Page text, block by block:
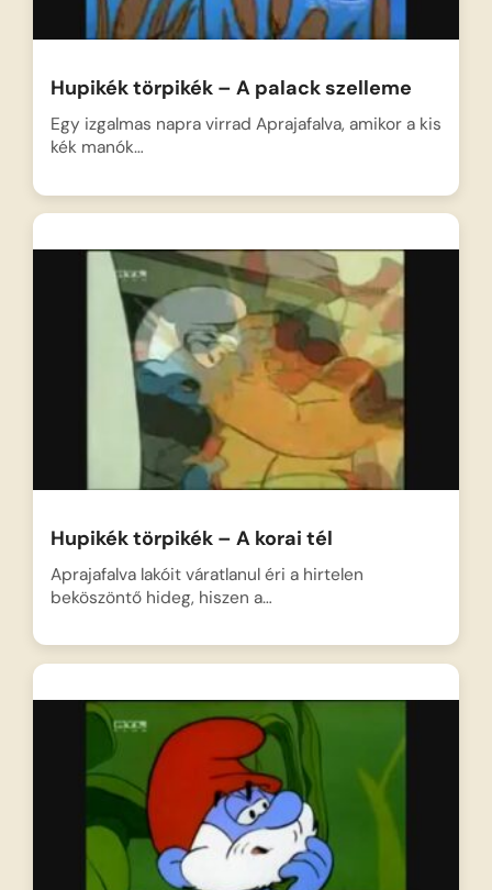
Hupikék törpikék – A palack szelleme
Egy izgalmas napra virrad Aprajafalva, amikor a kis
kék manók…
Hupikék törpikék – A korai tél
Aprajafalva lakóit váratlanul éri a hirtelen
beköszöntő hideg, hiszen a…